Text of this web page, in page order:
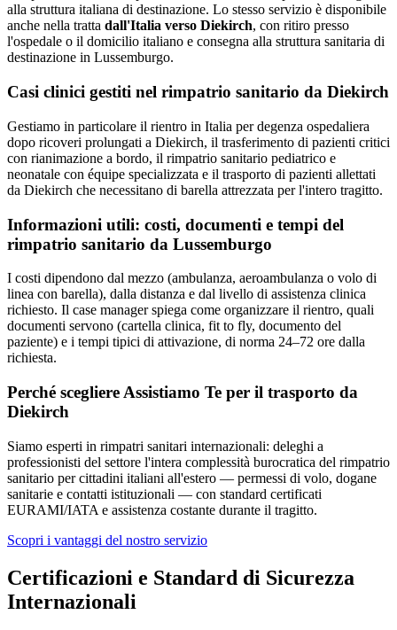
alla struttura italiana di destinazione. Lo stesso servizio è disponibile
anche nella tratta dall'Italia verso Diekirch, con ritiro presso
l'ospedale o il domicilio italiano e consegna alla struttura sanitaria di
destinazione in Lussemburgo.
Casi clinici gestiti nel rimpatrio sanitario da Diekirch
Gestiamo in particolare il rientro in Italia per degenza ospedaliera
dopo ricoveri prolungati a Diekirch, il trasferimento di pazienti critici
con rianimazione a bordo, il rimpatrio sanitario pediatrico e
neonatale con équipe specializzata e il trasporto di pazienti allettati
da Diekirch che necessitano di barella attrezzata per l'intero tragitto.
Informazioni utili: costi, documenti e tempi del
rimpatrio sanitario da Lussemburgo
I costi dipendono dal mezzo (ambulanza, aeroambulanza o volo di
linea con barella), dalla distanza e dal livello di assistenza clinica
richiesto. Il case manager spiega come organizzare il rientro, quali
documenti servono (cartella clinica, fit to fly, documento del
paziente) e i tempi tipici di attivazione, di norma 24–72 ore dalla
richiesta.
Perché scegliere Assistiamo Te per il trasporto da
Diekirch
Siamo esperti in rimpatri sanitari internazionali: deleghi a
professionisti del settore l'intera complessità burocratica del rimpatrio
sanitario per cittadini italiani all'estero — permessi di volo, dogane
sanitarie e contatti istituzionali — con standard certificati
EURAMI/IATA e assistenza costante durante il tragitto.
Scopri i vantaggi del nostro servizio
Certificazioni e Standard di Sicurezza
Internazionali